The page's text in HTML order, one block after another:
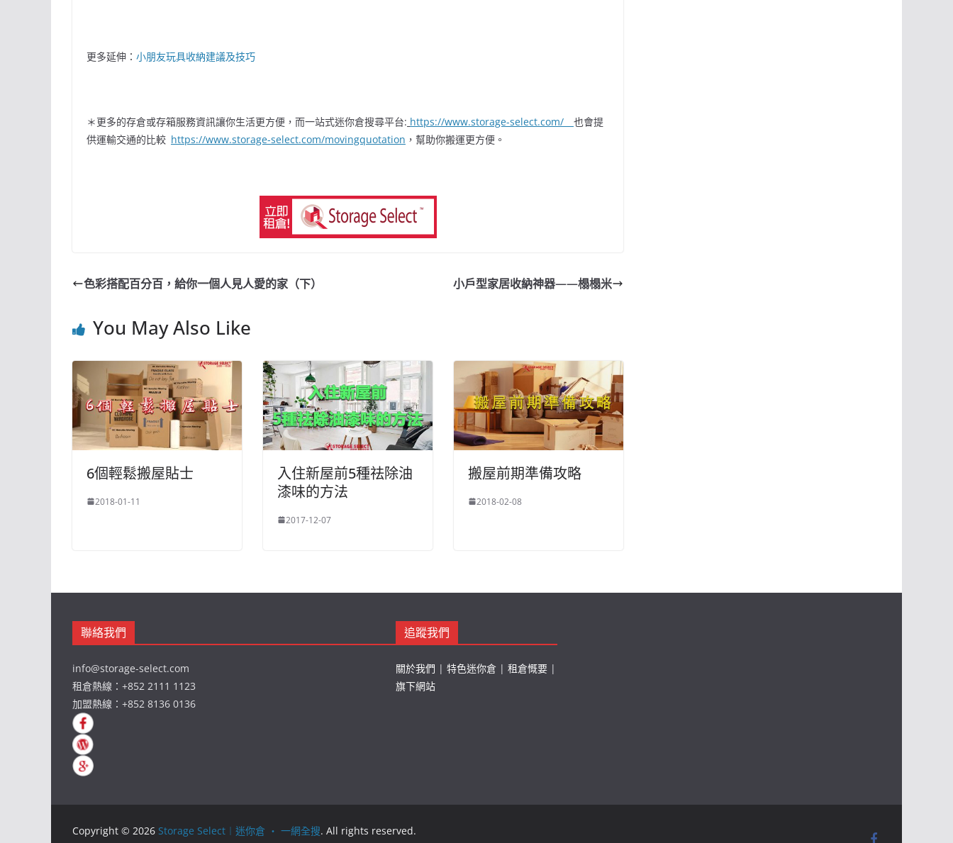
更多延伸： 小朋友玩具收納建議及技巧
＊更多的存倉或存箱服務資訊讓你生活更方便，而一站式迷你倉搜尋平台: https://www.storage-select.com/ 也會提
供運輸交通的比較 https://www.storage-select.com/movingquotation ，幫助你搬運更方便。
色彩搭配百分百，給你一個人見人愛的家（下） 小戶型家居收納神器——榻榻米
You May Also Like
6個輕鬆搬屋貼士
2018-01-11
入住新屋前5種祛除油
漆味的方法
2017-12-07
搬屋前期準備攻略
2018-02-08
聯絡我們
info@storage-select.com
租倉熱線：+852 2111 1123
加盟熱線：+852 8136 0136
追蹤我們
關於我們 | 特色迷你倉 | 租倉慨要 |
旗下網站
Copyright © 2026 Storage Select︱迷你倉 ‧ 一網全搜. All rights reserved.